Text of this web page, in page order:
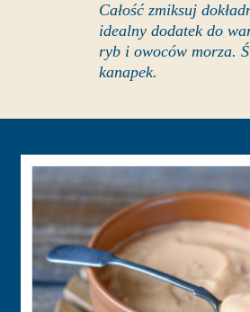
Całość zmiksuj
idealny dodatek do
ryb i owoców morza.
kanapek.